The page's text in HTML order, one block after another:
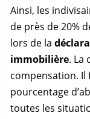
Ainsi, les
de près de 20%
lors de la
immobilière. La
compensation. Il
pourcentage
toutes les